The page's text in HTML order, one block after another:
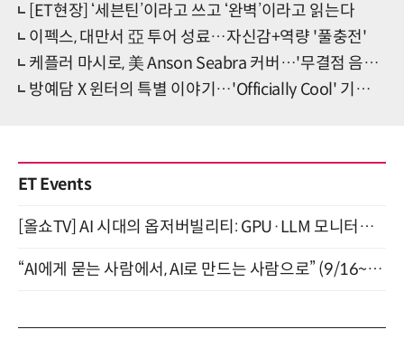
[ET현장] ‘세븐틴’이라고 쓰고 ‘완벽’이라고 읽는다
이펙스, 대만서 亞 투어 성료…자신감+역량 '풀충전'
케플러 마시로, 美 Anson Seabra 커버…'무결점 음색+비주얼'
방예담 X 윈터의 특별 이야기…'Officially Cool' 기대 포인트 '셋'
ET Events
[올쇼TV] AI 시대의 옵저버빌리티: GPU·LLM 모니터링부터 AI 기반 장애 대응까지 (8/11 생방송)
“AI에게 묻는 사람에서, AI로 만드는 사람으로” (9/16~17)